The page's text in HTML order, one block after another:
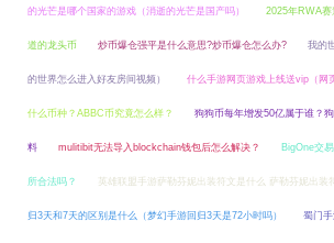
的光芒是哪个国家的游戏（消逝的光芒是国产吗） 2025年RWA
道的龙头币 炒币爆仓强平是什么意思?炒币爆仓怎么办? 我的
的世界怎么进入好友房间视频） 什么手游网页游戏上线送vip（网
什么币种？ABBC币究竟怎么样？ 狗狗币每年增发50亿属于谁？
料 mulitibit无法导入blockchain钱包后怎么解决？ BigOne交
所合法吗？ 英雄联盟手游萨勒芬妮出装符文是什么 萨勒芬妮出装
归3天和7天的区别是什么（梦幻手游回归3天是72小时吗） 蜀门